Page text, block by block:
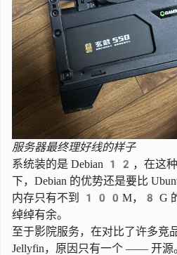
服务器最终理好线的样子
系统装的是 Debian 12，在这
下，Debian 的优势还是要比
内存只有不到 100M，8 G 的
绰绰有余。
至于影院服务，在对比了许多竞
Jellyfin，原因只有一个 —— 开源